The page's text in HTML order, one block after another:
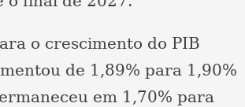
o crescimento do PIB
de 1,89% para 1,90%
em 1,70% para